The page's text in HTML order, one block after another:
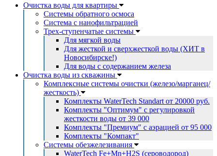
Очистка воды для квартиры
Системы обратного осмоса
Система с нанофильтрацией
Трех-ступенчатые системы
Для мягкой воды
Для жесткой и сверхжесткой воды (ХИТ в
Новосибирске!)
Для воды с содержанием железа
Очистка воды из скважины
Комплексные системы очистки (железо/марганец/
жесткость)
Комплекты WaterTech Standart от 20000 руб.
Комплекты "Оптимум" с регулировкой
жесткости воды от 39 000
Комплекты "Премиум" с аэрацией от 95 000
Комплекты "Компакт"
Системы обезжелезивания
WaterTech Fe+Mn+H2S (сероводород)